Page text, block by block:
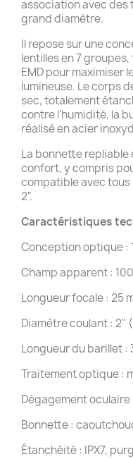
association avec des
grand diamètre.
Il repose sur une
lentilles en 7
EMD pour maximiser
lumineuse. Le corps
sec, totalement
contre l'humidité, la
réalisé en acier
La bonnette repliable
confort, y compris
compatible avec
2".
Caractéristiques
Conception optique :
Champ apparent :
Longueur focale : 25
Diamètre coulant : 2"
Longueur du barillet :
Traitement optique :
Dégagement
Bonnette :
Étanchéité : IPX7,